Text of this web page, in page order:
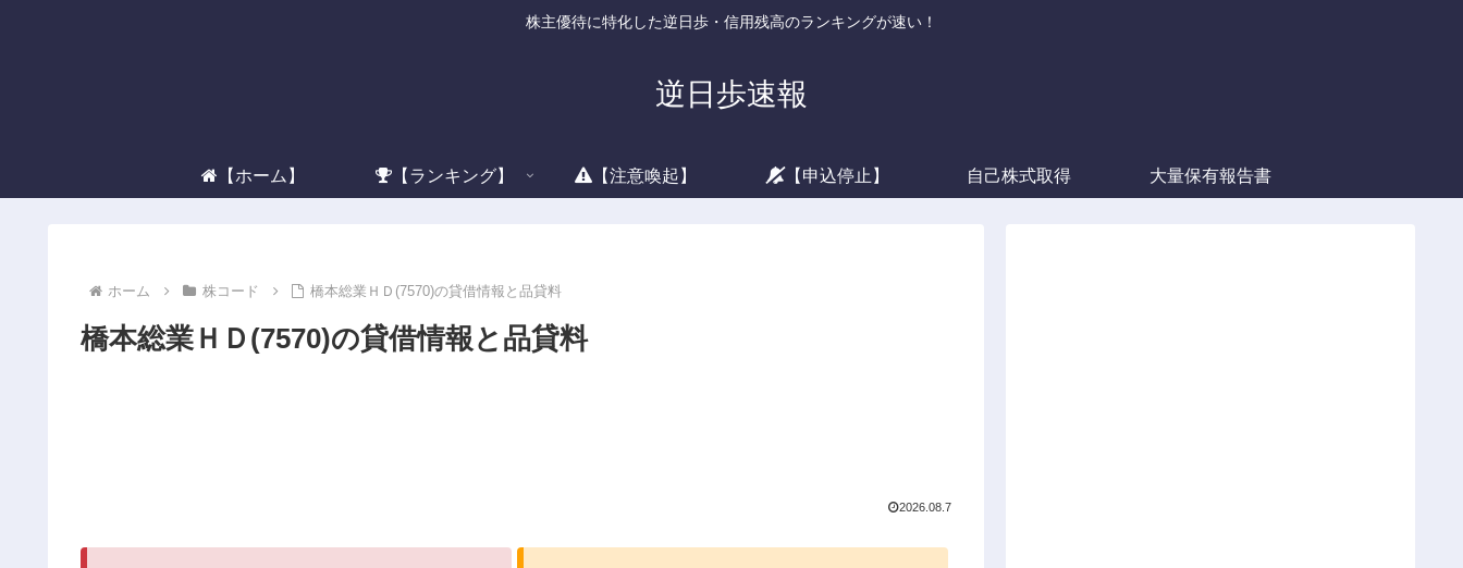
株主優待に特化した逆日歩・信用残高のランキングが速い！
逆日歩速報
【ホーム】 【ランキング】 【注意喚起】 【申込停止】 自己株式取得 大量保有報告書
ホーム 株コード 橋本総業ＨＤ(7570)の貸借情報と品貸料
橋本総業ＨＤ(7570)の貸借情報と品貸料
2026.08.7